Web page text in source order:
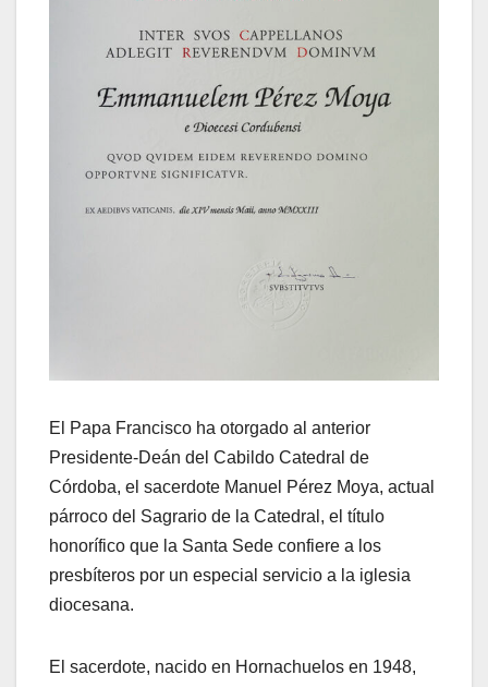
El Papa Francisco ha otorgado al anterior
Presidente-Deán del Cabildo Catedral de
Córdoba, el sacerdote Manuel Pérez Moya, actual
párroco del Sagrario de la Catedral, el título
honorífico que la Santa Sede confiere a los
presbíteros por un especial servicio a la iglesia
diocesana.
El sacerdote, nacido en Hornachuelos en 1948,